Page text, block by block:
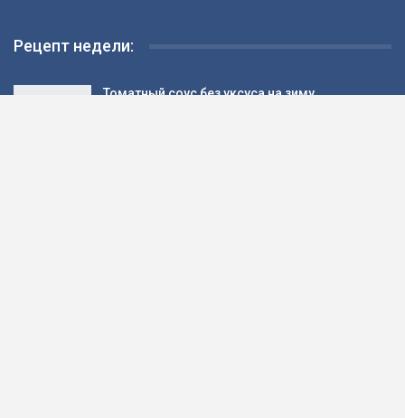
Рецепт недели:
Томатный соус без уксуса на зиму